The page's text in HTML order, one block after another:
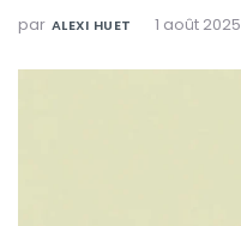
par ALEXI HUET 1 août 2025